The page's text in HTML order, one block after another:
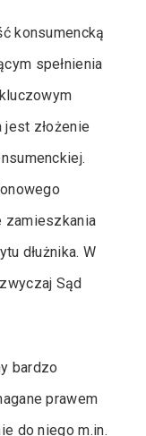
konsumencką
spełnienia
złożenie
zamieszkania
dłużnika. W
Sąd
bardzo
prawem
do niego m.in.